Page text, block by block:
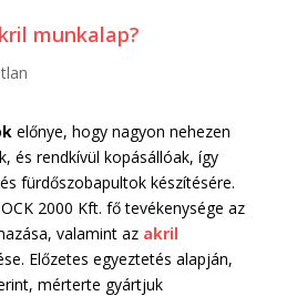
munkalap?
előnye, hogy nagyon nehezen
és rendkívül kopásállóak, így
fürdőszobapultok készítésére.
2000 Kft. fő tevékenysége az
valamint az akril
Előzetes egyeztetés alapján,
mérterte gyártjuk